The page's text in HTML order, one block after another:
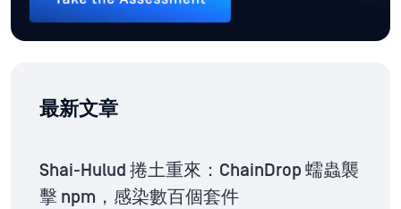
最新文章
Shai-Hulud 捲土重來：ChainDrop 蠕蟲襲
擊 npm，感染數百個套件